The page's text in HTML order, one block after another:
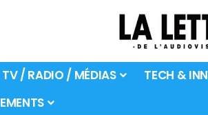
TV / RADIO / MÉDIAS TECH &